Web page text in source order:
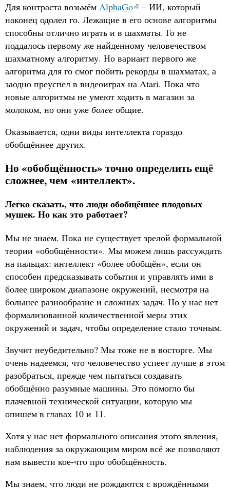
Для контраста возьмём AlphaGo
– ИИ, который
наконец одолел го. Лежащие в его основе алгоритмы
способны отлично играть и в шахматы. Го не
поддалось первому же найденному человечеством
шахматному алгоритму. Но вариант первого же
алгоритма для го смог побить рекорды в шахматах, а
заодно преуспел в видеоиграх на Atari. Пока что
новые алгоритмы не умеют ходить в магазин за
молоком, но они уже более общие.
Оказывается, одни виды интеллекта гораздо
обобщённее других.
Но «обобщённость» точно определить ещё
сложнее, чем «интеллект».
Легко сказать, что люди обобщённее плодовых
мушек. Но как это работает?
Мы не знаем. Пока не существует зрелой формальной
теории «обобщённости». Мы можем лишь рассуждать
на пальцах: интеллект «более обобщён», если он
способен предсказывать события и управлять ими в
более широком диапазоне окружений, несмотря на
большее разнообразие и сложных задач. Но у нас нет
формализованной количественной меры этих
окружений и задач, чтобы определение стало точным.
Звучит неубедительно? Мы тоже не в восторге. Мы
очень надеемся, что человечество успеет лучше в этом
разобраться, прежде чем пытаться создавать
обобщённо разумные машины. Это помогло бы
плачевной технической ситуации, которую мы
опишем в главах 10 и 11.
Хотя у нас нет формального описания этого явления,
наблюдения за окружающим миром всё же позволяют
нам вывести кое-что про обобщённость.
Мы знаем, что люди не рождаются с врождёнными